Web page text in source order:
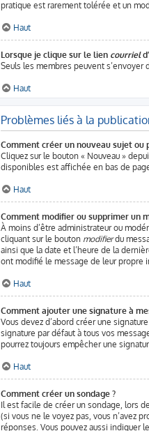
pratique est rarement tolérée et un
Haut
Lorsque je clique sur le lien courriel
Seuls les membres peuvent
Haut
Problèmes liés à la
Comment créer un nouveau sujet ou
Cliquez sur le bouton « Nouveau »
disponibles est affichée en bas de
Haut
Comment modifier ou supprimer un
À moins d’être administrateur ou
cliquant sur le bouton modifierdu
ainsi que la date et l’heure de la
ont modifié le message de leur propre
Haut
Comment ajouter une signature à
Vous devez d’abord créer une
signature par défaut à tous vos
pourrez toujours empêcher une
Haut
Comment créer un sondage ?
Il est facile de créer un sondage, lors
(si vous ne le voyez pas, vous n’avez
réponses. Vous pouvez aussi indiquer